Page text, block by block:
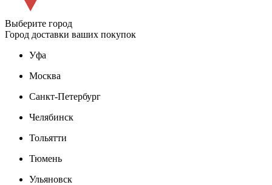
Выберите город
Город доставки ваших покупок
Уфа
Москва
Санкт-Петербург
Челябинск
Тольятти
Тюмень
Ульяновск